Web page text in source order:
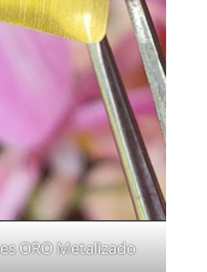
ORO Metalizado